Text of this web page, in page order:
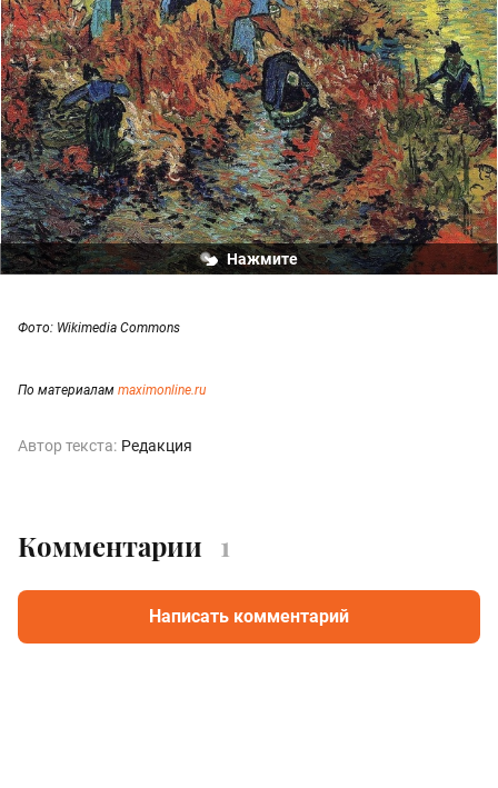
Нажмите
Герои этой сцены разглядывали картину Винсента
Ван Гога «Красные виноградники в Арле». Отец
перепутал французский Арль с российским Орлом.
Известная поговорка гласит: «На горе Арарат
растет (зреет) красный виноград».
Фото: Wikimedia Commons
По материалам maximonline.ru
Автор текста: Редакция
Комментарии 1
Написать комментарий